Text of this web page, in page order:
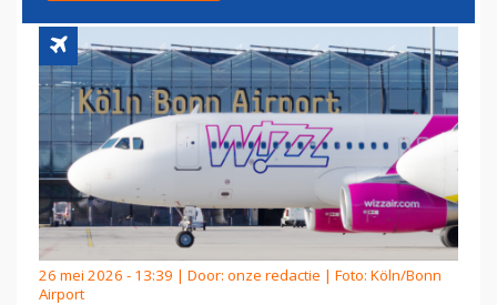
26 mei 2026 - 13:39 | Door: onze redactie | Foto: Köln/Bonn
Airport